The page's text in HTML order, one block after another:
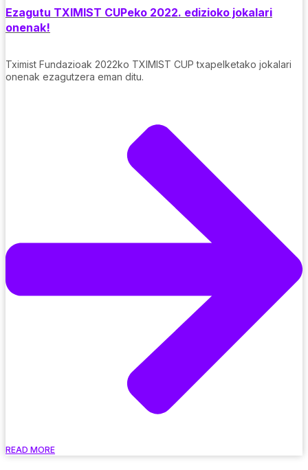
Ezagutu TXIMIST CUPeko 2022. edizioko jokalari
onenak!
Tximist Fundazioak 2022ko TXIMIST CUP txapelketako jokalari
onenak ezagutzera eman ditu.
READ MORE